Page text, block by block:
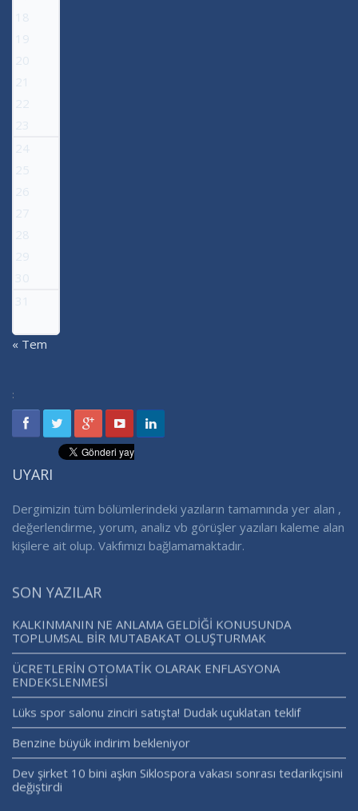
18
19
20
21
22
23
24
25
26
27
28
29
30
31
« Tem
:
UYARI
Dergimizin tüm bölümlerindeki yazıların tamamında yer alan ,
değerlendirme, yorum, analiz vb görüşler yazıları kaleme alan
kişilere ait olup. Vakfımızı bağlamamaktadır.
SON YAZILAR
KALKINMANIN NE ANLAMA GELDİĞİ KONUSUNDA
TOPLUMSAL BİR MUTABAKAT OLUŞTURMAK
ÜCRETLERİN OTOMATİK OLARAK ENFLASYONA
ENDEKSLENMESİ
Lüks spor salonu zinciri satışta! Dudak uçuklatan teklif
Benzine büyük indirim bekleniyor
Dev şirket 10 bini aşkın Siklospora vakası sonrası tedarikçisini
değiştirdi